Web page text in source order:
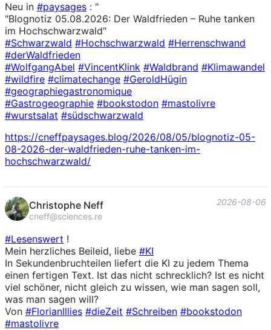
Neu in #paysages : "
"Blognotiz 05.08.2026: Der Waldfrieden – Ruhe tanken
im Hochschwarzwald"
#Schwarzwald #Hochschwarzwald #Herrenschwand
#derWaldfrieden
#WolfgangAbel #VincentKlink #Waldbrand #Klimawandel
#wildfire #climatechange #GeroldHügin
#geographiegastronomique
#Gastrogeographie #bookstodon #mastolivre
#wurstsalat #südschwarzwald
https://cneffpaysages.blog/2026/08/05/blognotiz-05-
08-2026-der-waldfrieden-ruhe-tanken-im-
hochschwarzwald/
Christophe Neff
cneff@sciences.re
2026-08-06
#Lesenswert !
Mein herzliches Beileid, liebe #KI
In Sekundenbruchteilen liefert die KI zu jedem Thema
einen fertigen Text. Ist das nicht schrecklich? Ist es nicht
viel schöner, nicht gleich zu wissen, wie man sagen soll,
was man sagen will?
Von #FlorianIllies #dieZeit #Schreiben #bookstodon
#mastolivre